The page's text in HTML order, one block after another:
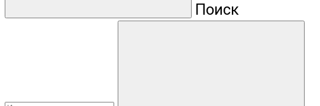
Поиск